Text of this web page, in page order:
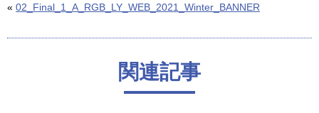
« 02_Final_1_A_RGB_LY_WEB_2021_Winter_BANNER
関連記事